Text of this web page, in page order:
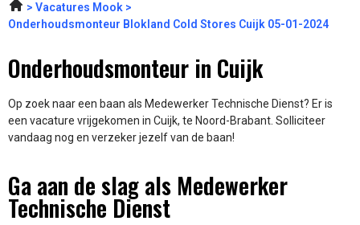
Vacatures Mook
Onderhoudsmonteur Blokland Cold Stores Cuijk 05-01-2024
Onderhoudsmonteur in Cuijk
Op zoek naar een baan als Medewerker Technische Dienst? Er is
een vacature vrijgekomen in Cuijk, te Noord-Brabant. Solliciteer
vandaag nog en verzeker jezelf van de baan!
Ga aan de slag als Medewerker
Technische Dienst